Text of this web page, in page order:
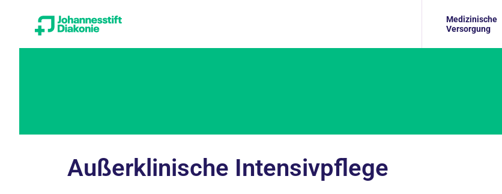
Medizinische
Versorgung
Außerklinische Intensivpflege